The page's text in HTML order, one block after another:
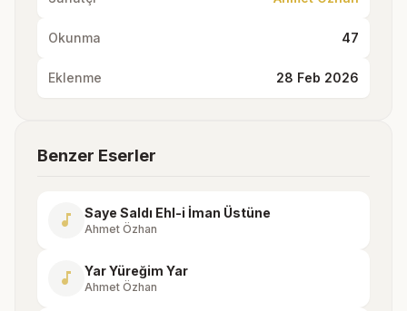
Okunma 47
Eklenme 28 Feb 2026
Benzer Eserler
music_note Saye Saldı Ehl-i İman Üstüne
Ahmet Özhan
music_note Yar Yüreğim Yar
Ahmet Özhan